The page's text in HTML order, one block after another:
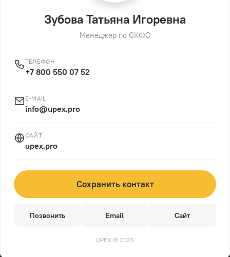
Зубова Татьяна Игоревна
Менеджер по СКФО
ТЕЛЕФОН
+7 800 550 07 52
E-MAIL
info@upex.pro
САЙТ
upex.pro
Сохранить контакт
Позвонить Email Сайт
UPEX © 2026